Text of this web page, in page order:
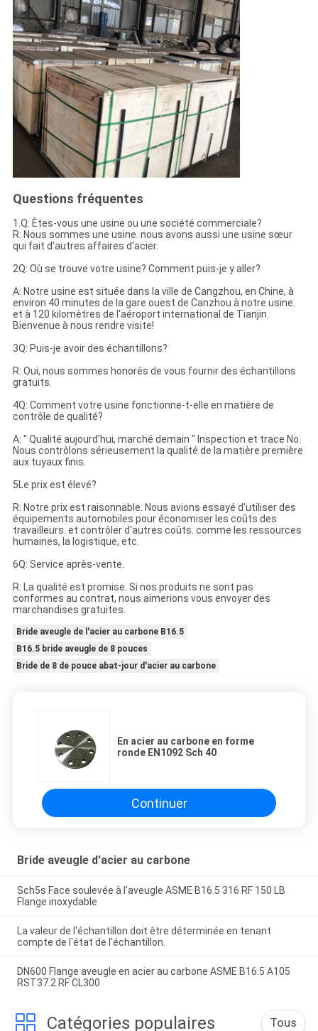
Questions fréquentes
1.Q: Êtes-vous une usine ou une société commerciale?
R: Nous sommes une usine. nous avons aussi une usine sœur
qui fait d'autres affaires d'acier.
2Q: Où se trouve votre usine? Comment puis-je y aller?
A: Notre usine est située dans la ville de Cangzhou, en Chine, à
environ 40 minutes de la gare ouest de Canzhou à notre usine.
et à 120 kilomètres de l'aéroport international de Tianjin.
Bienvenue à nous rendre visite!
3Q: Puis-je avoir des échantillons?
R: Oui, nous sommes honorés de vous fournir des échantillons
gratuits.
4Q: Comment votre usine fonctionne-t-elle en matière de
contrôle de qualité?
A: " Qualité aujourd'hui, marché demain " Inspection et trace No.
Nous contrôlons sérieusement la qualité de la matière première
aux tuyaux finis.
5Le prix est élevé?
R: Notre prix est raisonnable. Nous avions essayé d'utiliser des
équipements automobiles pour économiser les coûts des
travailleurs. et contrôler d'autres coûts. comme les ressources
humaines, la logistique, etc.
6Q: Service après-vente.
R: La qualité est promise. Si nos produits ne sont pas
conformes au contrat, nous aimerions vous envoyer des
marchandises gratuites.
Bride aveugle de l'acier au carbone B16.5
B16.5 bride aveugle de 8 pouces
Bride de 8 de pouce abat-jour d'acier au carbone
En acier au carbone en forme
ronde EN1092 Sch 40
Continuer
Bride aveugle d'acier au carbone
Sch5s Face soulevée à l'aveugle ASME B16.5 316 RF 150 LB
Flange inoxydable
La valeur de l'échantillon doit être déterminée en tenant
compte de l'état de l'échantillon.
DN600 Flange aveugle en acier au carbone ASME B16.5 A105
RST37.2 RF CL300
Catégories populaires Tous